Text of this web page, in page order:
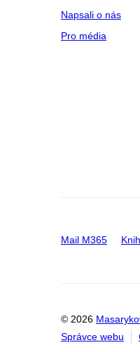
Napsali o nás
Pro média
Mail M365
© 2026
Správce webu